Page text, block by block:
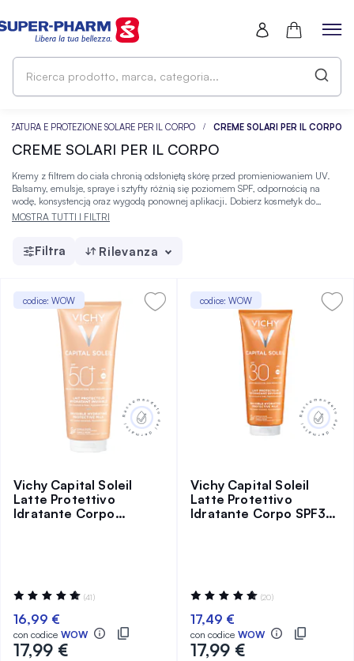
E PROTEZIONE SOLARE PER IL CORPO CREME SOLARI PER IL CORPO
CREME SOLARI PER IL CORPO
Kremy z filtrem do ciała chronią odsłoniętą skórę przed promieniowaniem UV.
Balsamy, emulsje, spraye i sztyfty różnią się poziomem SPF, odpornością na
wodę, konsystencją oraz wygodą ponownej aplikacji. Dobierz kosmetyk do
codziennej rutyny i oczekiwanego komfortu, a następnie zamów go wygodnie w
MOSTRA TUTTI I FILTRI
Filtra Rilevanza
codice: WOW
Vichy Capital Soleil
Latte Protettivo
Idratante Corpo
Valutazione:
97%
(41)
16,99 €
con codice WOW
17,99 €
codice: WOW
Vichy Capital Soleil
Latte Protettivo
Idratante Corpo SPF30
Valutazione:
100%
(20)
17,49 €
con codice WOW
17,99 €